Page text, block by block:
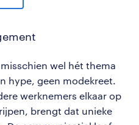
wel hét thema
hype, geen modekreet.
werknemers elkaar op
brengt dat unieke